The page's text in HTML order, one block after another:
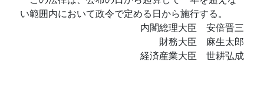
い範囲内において政令で定める日から施行する。
内閣総理大臣 安倍晋三
財務大臣 麻生太郎
経済産業大臣 世耕弘成